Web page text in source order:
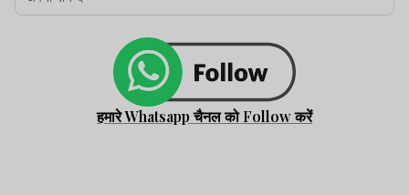
हमारे Whatsapp चैनल को Follow करें